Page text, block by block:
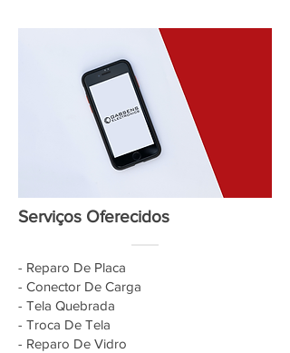
Serviços Oferecidos
- Reparo De Placa
- Conector De Carga
- Tela Quebrada
- Troca De Tela
- Reparo De Vidro